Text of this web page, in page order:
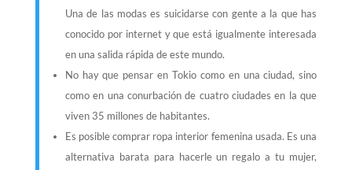
Una de las modas es suicidarse con gente a la que has
conocido por internet y que está igualmente interesada
en una salida rápida de este mundo.
No hay que pensar en Tokio como en una ciudad, sino
como en una conurbación de cuatro ciudades en la que
viven 35 millones de habitantes.
Es posible comprar ropa interior femenina usada. Es una
alternativa barata para hacerle un regalo a tu mujer,